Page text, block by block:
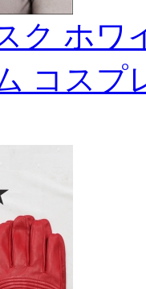
ク ホワ
コスプ